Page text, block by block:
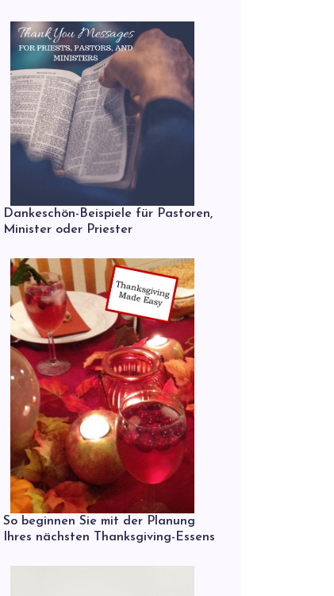
Dankeschön-Beispiele für Pastoren,
Minister oder Priester
So beginnen Sie mit der Planung
Ihres nächsten Thanksgiving-Essens